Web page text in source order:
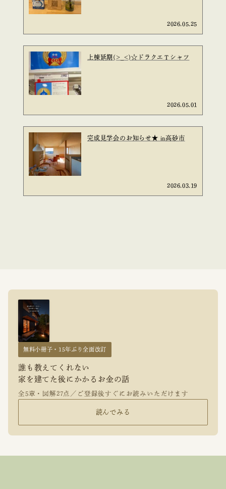
2026.05.25
上棟延期(>_<)☆ドラクエＴシャツ
2026.05.01
完成見学会のお知らせ★ in高砂市
2026.03.19
無料小冊子・15年ぶり全面改訂
誰も教えてくれない
家を建てた後にかかるお金の話
全5章・図解27点／ご登録後すぐにお読みいただけます
読んでみる